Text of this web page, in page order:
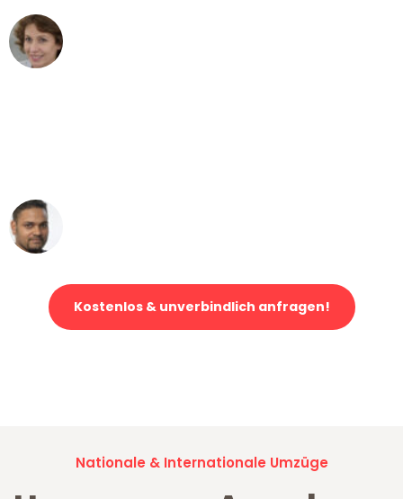
Kostenlos & unverbindlich anfragen!
Nationale & Internationale Umzüge